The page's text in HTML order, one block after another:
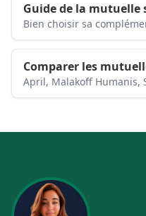
Guide de la mutuelle
Bien choisir sa
Comparer les
April, Malakoff Humanis,